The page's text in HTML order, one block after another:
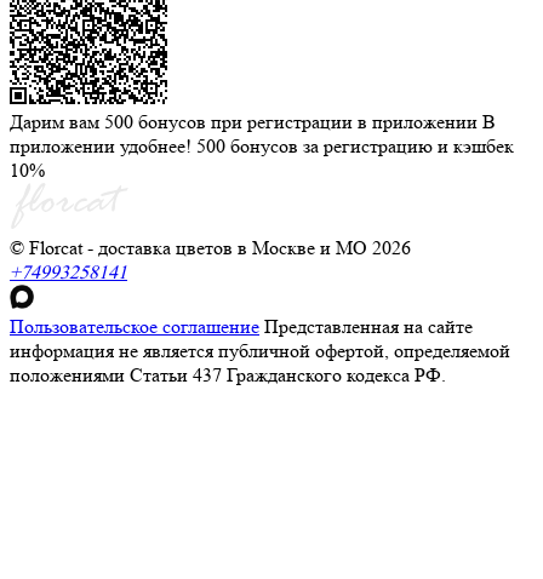
Дарим вам 500 бонусов при регистрации в приложении В
приложении удобнее! 500 бонусов за регистрацию и кэшбек
10%
© Florcat - доставка цветов в Москве и МО 2026
+74993258141
Пользовательское соглашение Представленная на сайте
информация не является публичной офертой, определяемой
положениями Статьи 437 Гражданского кодекса РФ.